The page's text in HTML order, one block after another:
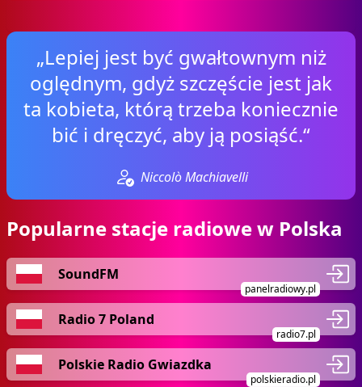
„Lepiej jest być gwałtownym niż
oględnym, gdyż szczęście jest jak
ta kobieta, którą trzeba koniecznie
bić i dręczyć, aby ją posiąść.“
Niccolò Machiavelli
Popularne stacje radiowe w Polska
SoundFM
panelradiowy.pl
Radio 7 Poland
radio7.pl
Polskie Radio Gwiazdka
polskieradio.pl